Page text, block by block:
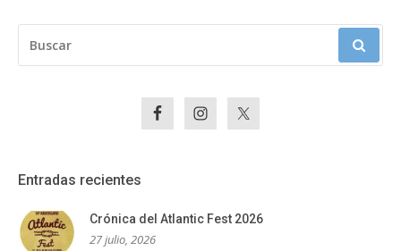
Entradas recientes
Crónica del Atlantic Fest 2026
27 julio, 2026